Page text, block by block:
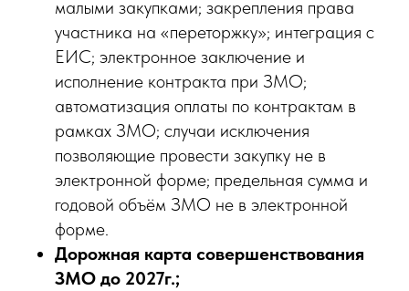
малыми закупками; закрепления права
участника на «переторжку»; интеграция с
ЕИС; электронное заключение и
исполнение контракта при ЗМО;
автоматизация оплаты по контрактам в
рамках ЗМО; случаи исключения
позволяющие провести закупку не в
электронной форме; предельная сумма и
годовой объём ЗМО не в электронной
форме.
Дорожная карта совершенствования
ЗМО до 2027г.;